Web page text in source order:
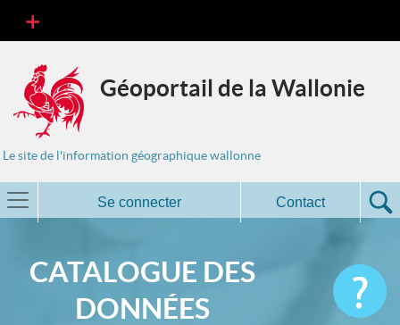
Géoportail de la Wallonie
Le site de l'information géographique wallonne
Se connecter Contact
CATALOGUE DES
DONNÉES